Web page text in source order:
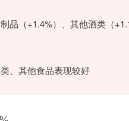
品（+1.4%）、其他酒类（
、其他食品表现较好